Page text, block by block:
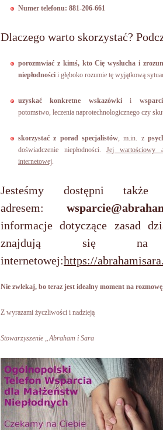
Numer telefonu: 881-206-661
Dlaczego warto skorzystać?
porozmwiać z kimś, kto Cię wysłucha i
niepłodności i głęboko rozumie tę wyjątkową
uzyskać konkretne wskazówkii
potomstwo, leczenia naprotechnologicznego czy
skorzystać z porad specjalistów, m.in. z
doświadczenie niepłodności.Jej wartościowy
internetowej.
Jesteśmy dostępni
adresem:
informacje dotyczące zasad
znajdują się na
internetowej:https://
Nie zwlekaj, bo teraz jest idealny moment na
Z wyrazami życzliwości i nadzieją
Stowarzyszenie „Abraham i Sara